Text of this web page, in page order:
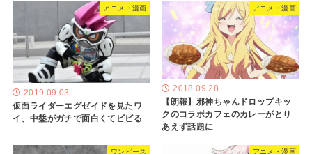
アニメ・漫画
2019.09.03
仮面ライダーエグゼイドを見たワ
イ、中盤がガチで面白くてビビる
アニメ・漫画
2018.09.28
【朗報】邪神ちゃんドロップキッ
クのコラボカフェのカレーがとり
あえず話題に
ワンピース アニメ・漫画